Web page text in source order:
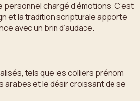
chargé d’émotions. C’est
et la tradition scripturale apporte
avec un brin d’audace.
tels que les colliers prénom
arabes et le désir croissant de se